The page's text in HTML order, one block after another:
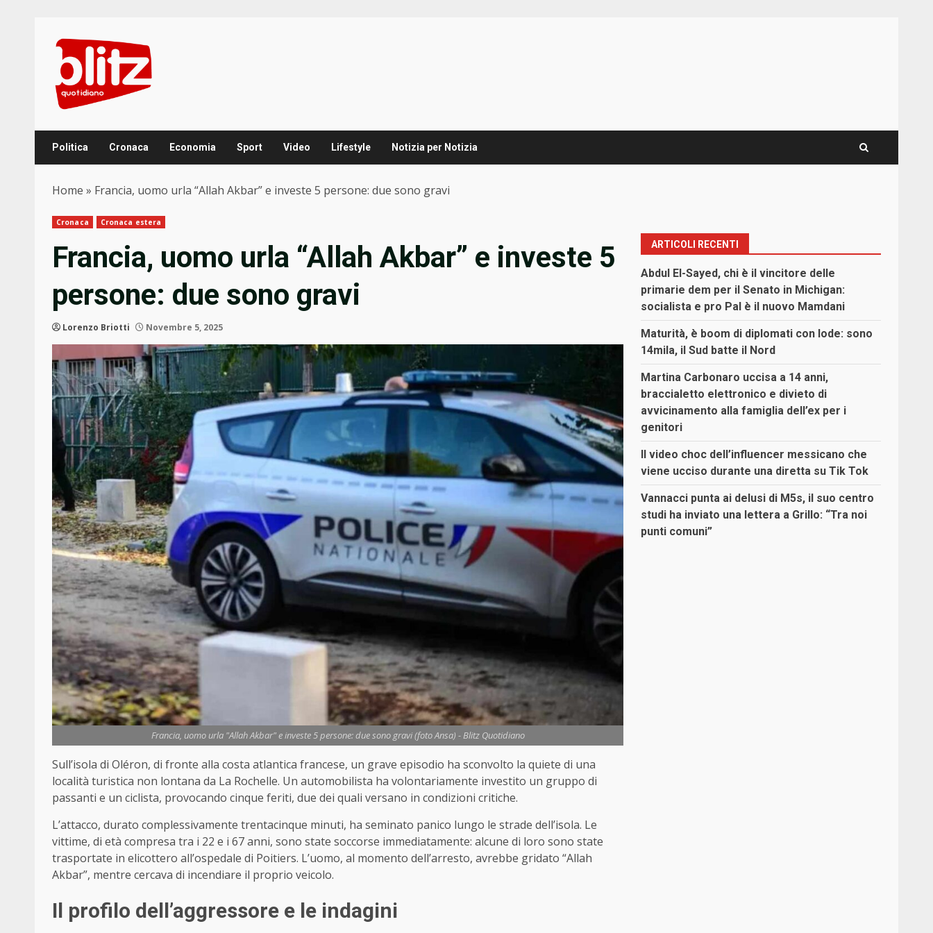
content
Politica Cronaca Economia Sport Video Lifestyle Notizia per Notizia
Home » Francia, uomo urla “Allah Akbar” e investe 5 persone: due sono gravi
Cronaca Cronaca estera
Francia, uomo urla “Allah Akbar” e investe 5
persone: due sono gravi
Lorenzo Briotti Novembre 5, 2025
Francia, uomo urla "Allah Akbar" e investe 5 persone: due sono gravi (foto Ansa) - Blitz Quotidiano
Sull’isola di Oléron, di fronte alla costa atlantica francese, un grave episodio ha sconvolto la quiete di una
località turistica non lontana da La Rochelle. Un automobilista ha volontariamente investito un gruppo di
passanti e un ciclista, provocando cinque feriti, due dei quali versano in condizioni critiche.
L’attacco, durato complessivamente trentacinque minuti, ha seminato panico lungo le strade dell’isola. Le
vittime, di età compresa tra i 22 e i 67 anni, sono state soccorse immediatamente: alcune di loro sono state
trasportate in elicottero all’ospedale di Poitiers. L’uomo, al momento dell’arresto, avrebbe gridato “Allah
Akbar”, mentre cercava di incendiare il proprio veicolo.
Il profilo dell’aggressore e le indagini
ARTICOLI RECENTI
Abdul El-Sayed, chi è il vincitore delle
primarie dem per il Senato in Michigan:
socialista e pro Pal è il nuovo Mamdani
Maturità, è boom di diplomati con lode: sono
14mila, il Sud batte il Nord
Martina Carbonaro uccisa a 14 anni,
braccialetto elettronico e divieto di
avvicinamento alla famiglia dell’ex per i
genitori
Il video choc dell’influencer messicano che
viene ucciso durante una diretta su Tik Tok
Vannacci punta ai delusi di M5s, il suo centro
studi ha inviato una lettera a Grillo: “Tra noi
punti comuni”